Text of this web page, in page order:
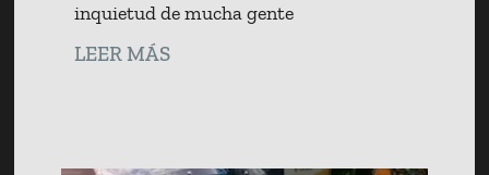
inquietud de mucha gente
LEER MÁS